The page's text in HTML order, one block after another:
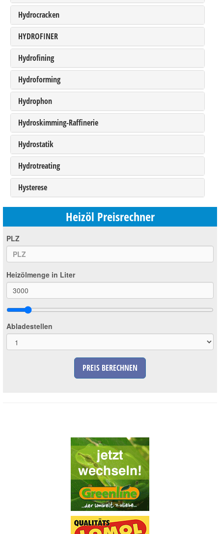
Hydrocracken
HYDROFINER
Hydrofining
Hydroforming
Hydrophon
Hydroskimming-Raffinerie
Hydrostatik
Hydrotreating
Hysterese
Heizöl Preisrechner
PLZ
Heizölmenge in Liter
Abladestellen
PREIS BERECHNEN